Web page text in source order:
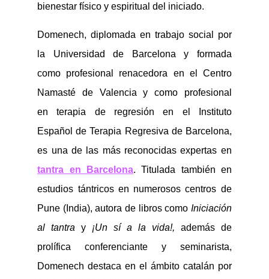
bienestar físico y espiritual del iniciado.
Domenech, diplomada en trabajo social por
la Universidad de Barcelona y formada
como profesional renacedora en el Centro
Namasté de Valencia y como profesional
en terapia de regresión en el Instituto
Español de Terapia Regresiva de Barcelona,
es una de las más reconocidas expertas en
tantra en Barcelona. Titulada también en
estudios tántricos en numerosos centros de
Pune (India), autora de libros como Iniciación
al tantra y ¡Un sí a la vida!, además de
prolífica conferenciante y seminarista,
Domenech destaca en el ámbito catalán por